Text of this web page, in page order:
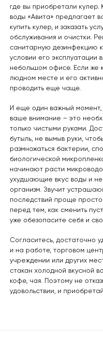
где вы приобретали кулер.
воды «Авита» предлагает
купить кулер, и заказать
обслуживания и очистки.
санитарную дезинфекцию
условии его эксплуатации
небольшом офисе. Если же
людном месте и его
проводить еще чаще.
И еще один важный
ваше внимание – это
только чистыми руками.
бутыль, не вымыв руки,
размножаться бактерии,
биологической
начинают расти
ухудшающие вкус воды и
организм. Звучит
последствий проще
перед тем, как сменить
уже обезопасите себя и
Согласитесь, достаточно
и на работе, торговом
учреждении или других
стакан холодной вкусной
кофе, чая. Поэтому не
удовольствии, и